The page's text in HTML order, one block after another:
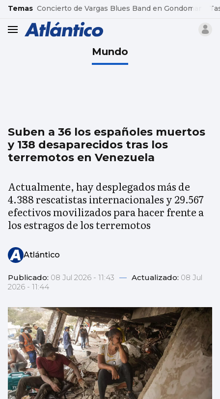
common.go-to-content
Temas Concierto de Vargas Blues Band en Gondomar
header.menu.open
Mundo
Suben a 36 los españoles muertos
y 138 desaparecidos tras los
terremotos en Venezuela
Actualmente, hay desplegados más de
4.388 rescatistas internacionales y 29.567
efectivos movilizados para hacer frente a
los estragos de los terremotos
Atlántico
Publicado: 08 Jul 2026 - 11:43 — Actualizado: 08 Jul
2026 - 11:44